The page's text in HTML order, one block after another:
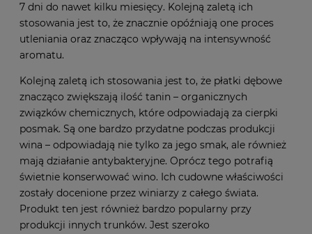
7 dni do nawet kilku miesięcy. Kolejną zaletą ich
stosowania jest to, że znacznie opóźniają one proces
utleniania oraz znacząco wpływają na intensywność
aromatu.
Kolejną zaletą ich stosowania jest to, że płatki dębowe
znacząco zwiększają ilość tanin – organicznych
związków chemicznych, które odpowiadają za cierpki
posmak. Są one bardzo przydatne podczas produkcji
wina – odpowiadają nie tylko za jego smak, ale również
mają działanie antybakteryjne. Oprócz tego potrafią
świetnie konserwować wino. Ich cudowne właściwości
zostały docenione przez winiarzy z całego świata.
Produkt ten jest również bardzo popularny przy
produkcji innych trunków. Jest szeroko